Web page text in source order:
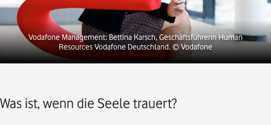
Vodafone Management: Bettina Karsch, Geschäftsführerin Human
Resources Vodafone Deutschland. © Vodafone
Was ist, wenn die Seele trauert?